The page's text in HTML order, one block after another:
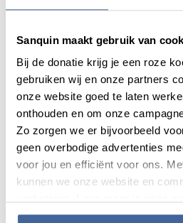
Sanquin maakt gebruik van
Bij de donatie krijg je een roze
gebruiken wij en onze partners
onze website goed te laten
onthouden en om onze
Zo zorgen we er bijvoorbeeld
geen overbodige advertenties
voor jou en efficiënt voor ons.
kunnen we onze website en
persoonsgegevens om jou ons
De registratie
van (positieve)
bijwerkingen en
Bij een positieve uitslag (zoals
verplicht hier melding van te
IGJ en GGD. Alleen met
Ook lopen in sommige gevallen